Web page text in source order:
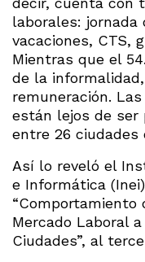
laborales: jornada
vacaciones, CTS,
Mientras que el
de la
remuneración.
están lejos de ser
entre 26 ciudades
Así lo reveló el
e Informática
“Comportamiento
Mercado Laboral
Ciudades”, al